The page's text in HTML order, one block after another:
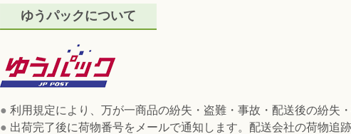
ゆうパックについて
● 利用規定により、万が一商品の紛失・盗難・事故・配送後の紛失
● 出荷完了後に荷物番号をメールで通知します。配送会社の荷物追